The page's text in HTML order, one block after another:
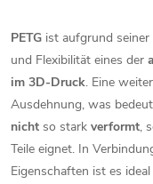
PETG ist aufgrund
und Flexibilität eines der
im 3D-Druck. Eine
Ausdehnung, was
nicht so stark verformt,
Teile eignet. In
Eigenschaften ist es